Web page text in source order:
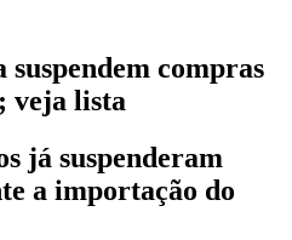
compras
veja lista
já suspenderam
a importação do